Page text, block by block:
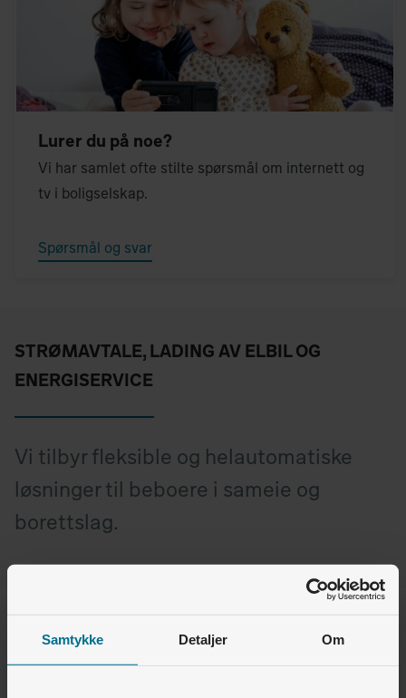
Samtykke Detaljer Om
Lurer du på noe?
Vi har samlet ofte stilte spørsmål om internett og
tv i boligselskap.
Spørsmål og svar
STRØMAVTALE, LADING AV ELBIL OG
ENERGISERVICE
Vi tilbyr fleksible og helautomatiske
løsninger til beboere i sameie og
borettslag.